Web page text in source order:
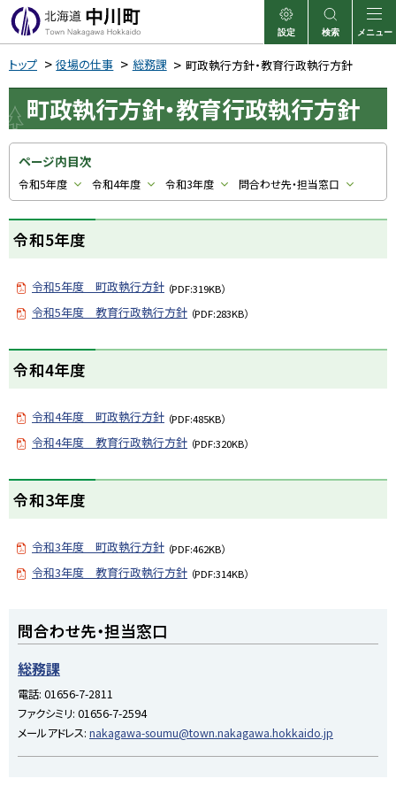
本
へ
メ
ニ
ュ
中川町 表示
設定
検索
サイト内検索
メニュー
トップ 役場の仕事 総務課 町政執行方針・教育行政執行方針
町政執行方針・教育行政執行方針
ページ内目次
令和5年度 令和4年度 令和3年度 問合わせ先・担当窓口
令和5年度
令和5年度 町政執行方針 （PDF:319KB）
令和5年度 教育行政執行方針 （PDF:283KB）
に
戻
令和4年度
令和4年度 町政執行方針 （PDF:485KB）
令和4年度 教育行政執行方針 （PDF:320KB）
に
戻
令和3年度
令和3年度 町政執行方針 （PDF:462KB）
令和3年度 教育行政執行方針 （PDF:314KB）
プ
に
戻
問合わせ先・担当窓口
総務課
電話: 01656-7-2811
ファクシミリ: 01656-7-2594
メールアドレス: nakagawa-soumu@town.nakagawa.hokkaido.jp